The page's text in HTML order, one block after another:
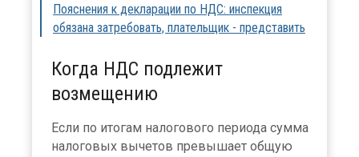
Пояснения к декларации по НДС: инспекция
обязана затребовать, плательщик - представить
Когда НДС подлежит
возмещению
Если по итогам налогового периода сумма
налоговых вычетов превышает общую